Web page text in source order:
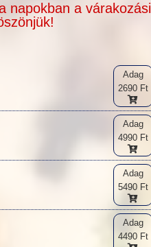
napokban a várakozási
Adag
2690 Ft
Adag
4990 Ft
Adag
5490 Ft
Adag
4490 Ft